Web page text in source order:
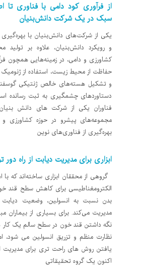
از فرآوری کود دامی با فناوری تا
سبک در یک شرکت دانش‌بنیان
یکی از شرکت‌های دانش‌بنیان با
و رویکرد دانش‌بنیان، علاوه بر تولید
کشاورزی و دامی، در زمینه‌هایی همچون
حفاظت از محیط زیست، استفاده از
و تشکیل هسته‌های خالص ژنتیکی
دستاوردهای چشمگیری به ثبت رسانده
فناوران یکی از شرکت های دانش
مجموعه‌های پیشرو در حوزه کشاورزی و
بهره‌گیری از فناوری‌های نوین
ابزاری برای مدیریت دیابت از راه
گروهی از محققان ابزاری ساخته‌اند که با
الکترومغناطیسی برای کاهش سطح قند
بدن نسبت به انسولین، وضعیت دیابت
نگه داشتن قند خون در سطح سالم یک کار
نظارت منظم و تزریق انسولین می شود،
یافتن روش های راحت تری برای مدیریت
اکنون یک گروه تحقیقاتی